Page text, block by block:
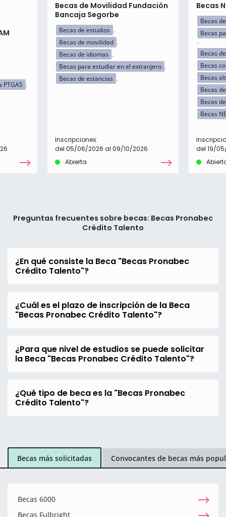
PTGAS
Becas de Movilidad Fundación
Bancaja Segorbe
Becas de estudios
Becas de movilidad
Becas de idiomas
Becas para estudiar en el extranjero
Becas de estancias
Inscripciones:
del 05/06/2026 al 09/10/2026
Abierta
Becas
Becas
Becas
Becas
Becas
Becas
Becas
Becas
Becas
del 19/
Preguntas frecuentes sobre becas: Becas Pronabec
Crédito Talento
¿En qué consiste la Beca "Becas Pronabec
Crédito Talento"?
¿Cuál es el plazo de inscripción de la Beca
"Becas Pronabec Crédito Talento"?
¿Para que nivel de estudios se puede solicitar
la Beca "Becas Pronabec Crédito Talento"?
¿Qué tipo de beca es la "Becas Pronabec
Crédito Talento"?
Becas más solicitadas Convocantes de becas más
Becas 6000
Becas Fulbright